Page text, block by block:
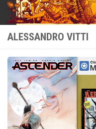
ALESSANDRO VITTI